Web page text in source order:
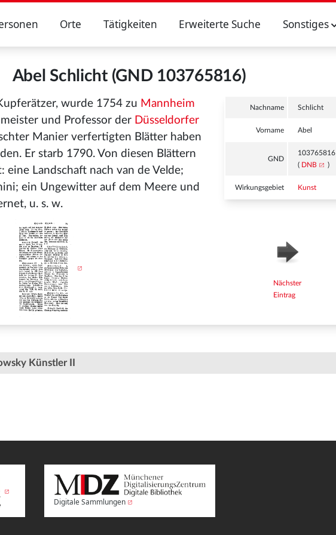
Orte Tätigkeiten Erweiterte Suche Sonstiges
Abel Schlicht (GND 103765816)
Nachname Schlicht
Vorname Abel
GND
103765816
( DNB )
Wirkungsgebiet Kunst
wurde 1754 zu Mannheim
und Professor der Düsseldorfer
Manier verfertigten Blätter haben
Er starb 1790. Von diesen Blättern
Landschaft nach van de Velde;
ein Ungewitter auf dem Meere und
u. s. w.
Nächster
Eintrag
Künstler II
Digitale Sammlungen